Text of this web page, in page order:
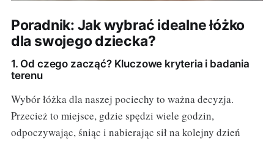
Poradnik: Jak wybrać idealne łóżko
dla swojego dziecka?
1. Od czego zacząć? Kluczowe kryteria i badania
terenu
Wybór łóżka dla naszej pociechy to ważna decyzja.
Przecież to miejsce, gdzie spędzi wiele godzin,
odpoczywając, śniąc i nabierając sił na kolejny dzień